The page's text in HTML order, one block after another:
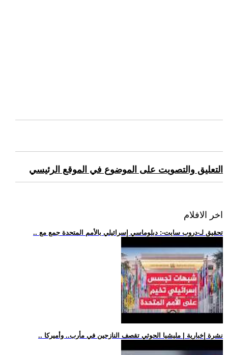
التعليق والتصويت على الموضوع في الموقع الرئيسي
اخر الافلام
.. تحقيق لـ-دروب سايت-: دبلوماسي إسرائيلي بالأمم المتحدة جمع مع
.. نشرة إخبارية | مليشيا الحوثي تقصف النازحين في مأرب.. وأميركا